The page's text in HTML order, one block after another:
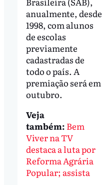
anualmente, desde
1998, com alunos
de escolas
previamente
cadastradas de
todo o país. A
premiação será em
outubro.
Veja
também: Bem
Viver na TV
destaca a luta por
Reforma Agrária
Popular; assista